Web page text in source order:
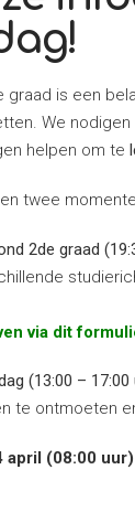
is een
We
helpen om te
twee
2de graad
via dit
(13:00 – 17:00
te ontmoeten
april (08:00